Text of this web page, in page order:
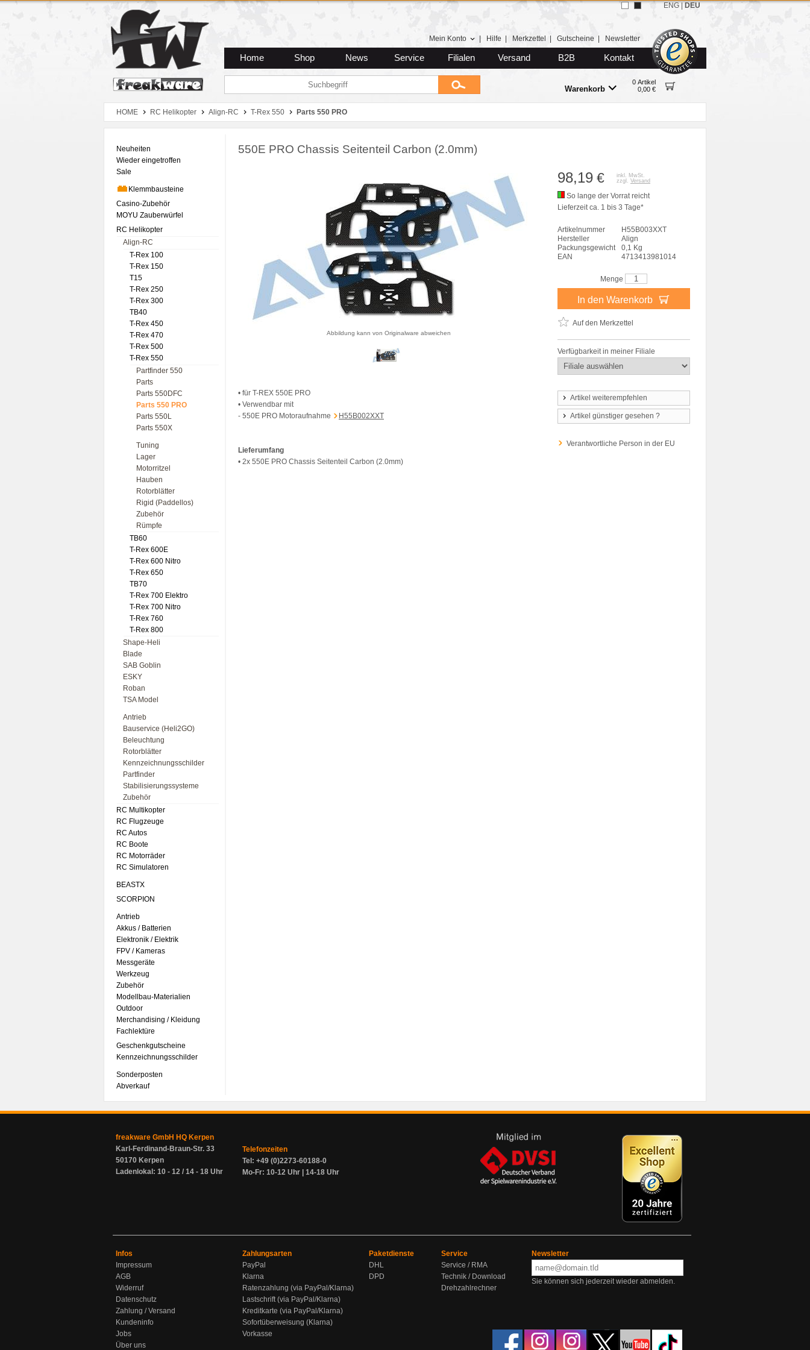
Zum Hauptmenue
Zum Seiteninhalt
Zum Warenkob
Mein Konto Hilfe Merkzettel Gutscheine Newsletter
Home Shop News Service Filialen Versand B2B Kontakt
Warenkorb
0 Artikel
0,00 €
ENG DEU
HOME RC Helikopter Align-RC T-Rex 550 Parts 550 PRO
Neuheiten
Wieder eingetroffen
Sale
Klemmbausteine
Casino-Zubehör
MOYU Zauberwürfel
RC Helikopter
Align-RC
T-Rex 100
T-Rex 150
T15
T-Rex 250
T-Rex 300
TB40
T-Rex 450
T-Rex 470
T-Rex 500
T-Rex 550
Partfinder 550
Parts
Parts 550DFC
Parts 550 PRO
Parts 550L
Parts 550X
Tuning
Lager
Motorritzel
Hauben
Rotorblätter
Rigid (Paddellos)
Zubehör
Rümpfe
TB60
T-Rex 600E
T-Rex 600 Nitro
T-Rex 650
TB70
T-Rex 700 Elektro
T-Rex 700 Nitro
T-Rex 760
T-Rex 800
Shape-Heli
Blade
SAB Goblin
ESKY
Roban
TSA Model
Antrieb
Bauservice (Heli2GO)
Beleuchtung
Rotorblätter
Kennzeichnungsschilder
Partfinder
Stabilisierungssysteme
Zubehör
RC Multikopter
RC Flugzeuge
RC Autos
RC Boote
RC Motorräder
RC Simulatoren
BEASTX
SCORPION
Antrieb
Akkus / Batterien
Elektronik / Elektrik
FPV / Kameras
Messgeräte
Werkzeug
Zubehör
Modellbau-Materialien
Outdoor
Merchandising / Kleidung
Fachlektüre
Geschenkgutscheine
Kennzeichnungsschilder
Sonderposten
Abverkauf
550E PRO Chassis Seitenteil Carbon (2.0mm)
Abbildung kann von Originalware abweichen
• für T-REX 550E PRO
• Verwendbar mit
- 550E PRO Motoraufnahme
H55B002XXT
Lieferumfang
• 2x 550E PRO Chassis Seitenteil Carbon (2.0mm)
98,19 €
inkl. MwSt.
zzgl. Versand
So lange der Vorrat reicht
Lieferzeit ca. 1 bis 3 Tage*
Artikelnummer
H55B003XXT
Hersteller
Align
Packungsgewicht
0,1 Kg
EAN
4713413981014
Menge
In den Warenkorb
Auf den Merkzettel
Verfügbarkeit in meiner Filiale
Artikel weiterempfehlen
Artikel günstiger gesehen ?
Verantwortliche Person in der EU
freakware GmbH HQ Kerpen
Karl-Ferdinand-Braun-Str. 33
50170 Kerpen
Ladenlokal: 10 - 12 / 14 - 18 Uhr
Telefonzeiten
Tel: +49 (0)2273-60188-0
Mo-Fr: 10-12 Uhr | 14-18 Uhr
Infos
Impressum
AGB
Widerruf
Datenschutz
Zahlung / Versand
Kundeninfo
Jobs
Über uns
Zahlungsarten
PayPal
Klarna
Ratenzahlung (via PayPal/Klarna)
Lastschrift (via PayPal/Klarna)
Kreditkarte (via PayPal/Klarna)
Sofortüberweisung (Klarna)
Vorkasse
Paketdienste
DHL
DPD
Service
Service / RMA
Technik / Download
Drehzahlrechner
Newsletter
Sie können sich jederzeit wieder abmelden.